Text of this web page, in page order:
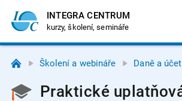
INTEGRA CENTRUM
kurzy, školení, semináře
Školení a webináře Daně a
Praktické